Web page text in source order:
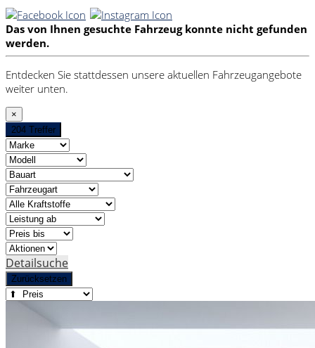
Das von Ihnen gesuchte Fahrzeug konnte nicht gefunden
werden.
Entdecken Sie stattdessen unsere aktuellen Fahrzeugangebote
weiter unten.
×
204 Treffer
Detailsuche
Zurücksetzen